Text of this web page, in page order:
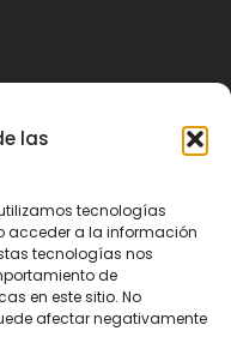
las
tecnologías
acceder a la información
tecnologías nos
de
en este sitio. No
afectar negativamente